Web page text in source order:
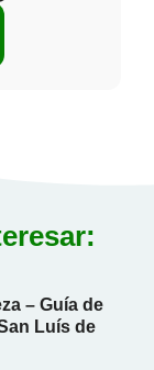
– Guía de
Luís de